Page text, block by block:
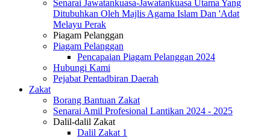
Senarai Jawatankuasa-Jawatankuasa Utama Yang
Ditubuhkan Oleh Majlis Agama Islam Dan 'Adat
Melayu Perak
Piagam Pelanggan
Piagam Pelanggan
Pencapaian Piagam Pelanggan 2024
Hubungi Kami
Pejabat Pentadbiran Daerah
Zakat
Borang Bantuan Zakat
Senarai Amil Profesional Lantikan 2024 - 2025
Dalil-dalil Zakat
Dalil Zakat 1